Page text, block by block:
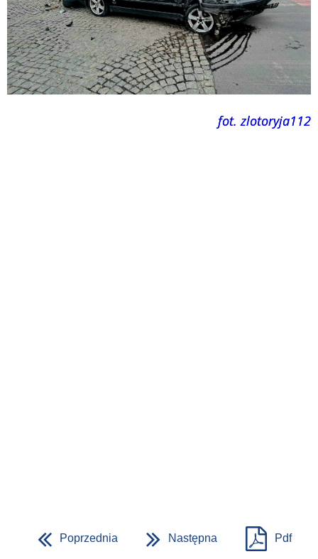
fot. zlotoryja112
Poprzednia Następna Pdf